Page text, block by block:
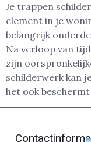
Je trappen
element in je
belangrijk
Na verloop van
zijn
schilderwerk kan
het ook